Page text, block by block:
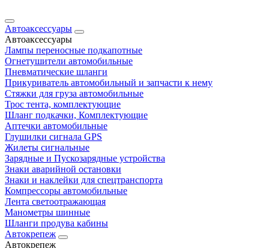
Автоаксессуары
Автоаксессуары
Лампы переносные подкапотные
Огнетушители автомобильные
Пневматические шланги
Прикуриватель автомобильный и запчасти к нему
Стяжки для груза автомобильные
Трос тента, комплектующие
Шланг подкачки, Комплектующие
Аптечки автомобильные
Глушилки сигнала GPS
Жилеты сигнальные
Зарядные и Пускозарядные устройства
Знаки аварийной остановки
Знаки и наклейки для спецтранспорта
Компрессоры автомобильные
Лента светоотражающая
Манометры шинные
Шланги продува кабины
Автокрепеж
Автокрепеж